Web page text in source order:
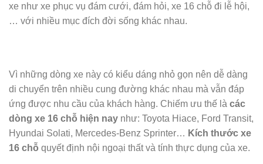
xe như xe phục vụ đám cưới, đám hỏi, xe 16 chỗ đi lễ hội,
… với nhiều mục đích đời sống khác nhau.
Vì những dòng xe này có kiểu dáng nhỏ gọn nên dễ dàng
di chuyển trên nhiều cung đường khác nhau mà vẫn đáp
ứng được nhu cầu của khách hàng. Chiếm ưu thế là các
dòng xe 16 chỗ hiện nay như: Toyota Hiace, Ford Transit,
Hyundai Solati, Mercedes-Benz Sprinter… Kích thước xe
16 chỗ quyết định nội ngoại thất và tính thực dụng của xe.